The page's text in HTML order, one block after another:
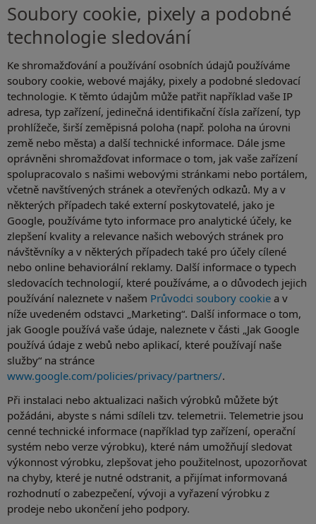
Soubory cookie, pixely a podobné
technologie sledování
Ke shromažďování a používání osobních údajů používáme
soubory cookie, webové majáky, pixely a podobné sledovací
technologie. K těmto údajům může patřit například vaše IP
adresa, typ zařízení, jedinečná identifikační čísla zařízení, typ
prohlížeče, širší zeměpisná poloha (např. poloha na úrovni
země nebo města) a další technické informace. Dále jsme
oprávněni shromažďovat informace o tom, jak vaše zařízení
spolupracovalo s našimi webovými stránkami nebo portálem,
včetně navštívených stránek a otevřených odkazů. My a v
některých případech také externí poskytovatelé, jako je
Google, používáme tyto informace pro analytické účely, ke
zlepšení kvality a relevance našich webových stránek pro
návštěvníky a v některých případech také pro účely cílené
nebo online behaviorální reklamy. Další informace o typech
sledovacích technologií, které používáme, a o důvodech jejich
používání naleznete v našem Průvodci soubory cookie a v
níže uvedeném odstavci „Marketing“. Další informace o tom,
jak Google používá vaše údaje, naleznete v části „Jak Google
používá údaje z webů nebo aplikací, které používají naše
služby“ na stránce
www.google.com/policies/privacy/partners/.
Při instalaci nebo aktualizaci našich výrobků můžete být
požádáni, abyste s námi sdíleli tzv. telemetrii. Telemetrie jsou
cenné technické informace (například typ zařízení, operační
systém nebo verze výrobku), které nám umožňují sledovat
výkonnost výrobku, zlepšovat jeho použitelnost, upozorňovat
na chyby, které je nutné odstranit, a přijímat informovaná
rozhodnutí o zabezpečení, vývoji a vyřazení výrobku z
prodeje nebo ukončení jeho podpory.